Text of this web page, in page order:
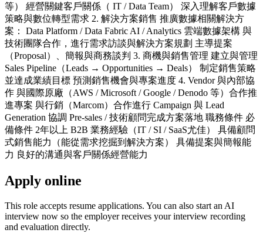
等） 經營關鍵客戶關係（ IT / Data Team） 深入理解客戶數據
策略與數位轉型需求 2. 解決方案銷售 推廣數據相關解決方
案： Data Platform / Data Fabric AI / Analytics 雲端數據架構 與
技術團隊合作，進行需求訪談與解決方案規劃 主導提案
（Proposal）、簡報與商務談判 3. 商機與銷售管理 建立與管理
Sales Pipeline（Leads → Opportunities → Deals） 制定銷售策略
並達成業績目標 預測銷售機會與專案進度 4. Vendor 與內部協
作 與國際原廠（AWS / Microsoft / Google / Denodo 等）合作推
進專案 與行銷（Marcom）合作進行 Campaign 與 Lead
Generation 協調 Pre-sales / 技術顧問完成方案落地 職務條件 必
備條件 2年以上 B2B 業務經驗（IT / SI / SaaS尤佳） 具備顧問
式銷售能力（能從需求挖掘到解決方案） 具備提案與簡報能
力 良好的溝通與客戶關係經營能力
Apply online
This role accepts resume applications. You can also start an AI
interview now so the employer receives your interview recording
and evaluation directly.